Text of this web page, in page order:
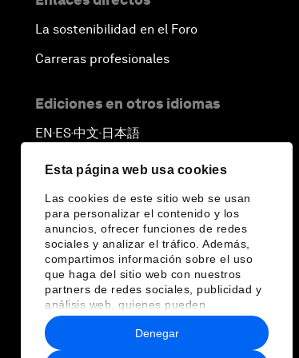
Esta página web usa cookies
Las cookies de este sitio web se usan
para personalizar el contenido y los
anuncios, ofrecer funciones de redes
sociales y analizar el tráfico. Además,
compartimos información sobre el uso
que haga del sitio web con nuestros
partners de redes sociales, publicidad y
análisis web, quienes pueden
combinarla con otra información que les
haya proporcionado o que hayan
recopilado a partir del uso que haya
Denegar
La sostenibilidad en el Foro
Carreras profesionales
Ediciones en otros idiomas
EN ▪ ES▪中文▪ 日本語